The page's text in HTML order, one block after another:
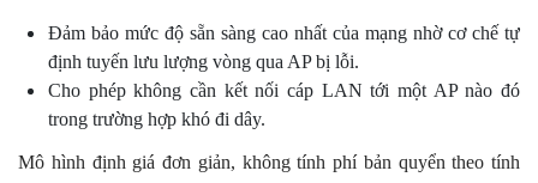
Đảm bảo mức độ sẵn sàng cao nhất của mạng nhờ cơ chế tự
định tuyến lưu lượng vòng qua AP bị lỗi.
Cho phép không cần kết nối cáp LAN tới một AP nào đó
trong trường hợp khó đi dây.
Mô hình định giá đơn giản, không tính phí bản quyển theo tính